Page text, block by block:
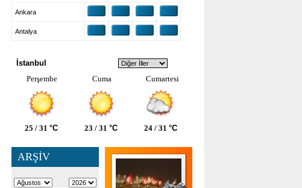
Ankara
Antalya
İstanbul
Perşembe
Cuma Cumartesi
25 / 31 °C 23 / 31 °C 24 / 31 °C
ARŞİV